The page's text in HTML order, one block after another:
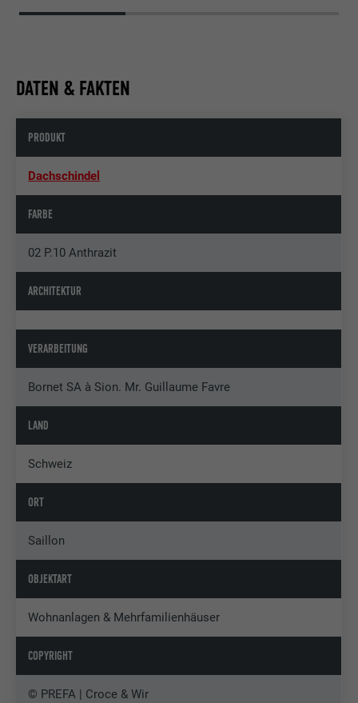
DATEN & FAKTEN
PRODUKT
Dachschindel
FARBE
02 P.10 Anthrazit
ARCHITEKTUR
VERARBEITUNG
Bornet SA à Sion. Mr. Guillaume Favre
LAND
Schweiz
ORT
Saillon
OBJEKTART
Wohnanlagen & Mehrfamilienhäuser
COPYRIGHT
© PREFA | Croce & Wir